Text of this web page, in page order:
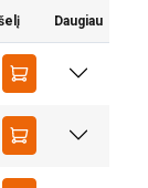
Daugiau
ML-